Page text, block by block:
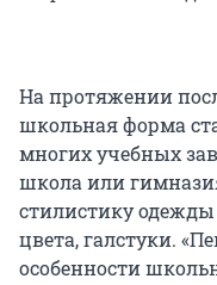
На протяжении
школьная форма
многих учебных
школа или
стилистику
цвета, галстуки.
особенности